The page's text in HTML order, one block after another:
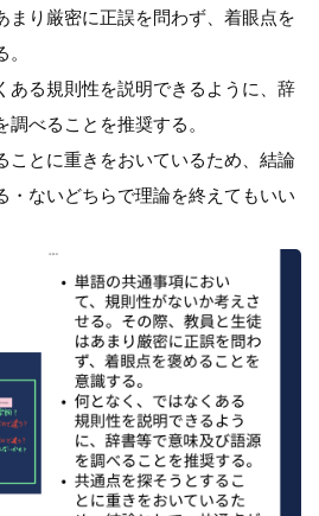
まり厳密に正誤を問わず、着眼点を
ある規則性を説明できるように、辞
べることを推奨する。
ことに重きをおいているため、結論
・ないどちらで理論を終えてもいい